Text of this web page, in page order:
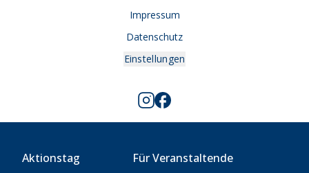
Impressum
Datenschutz
Einstellungen
Aktionstag Für Veranstaltende